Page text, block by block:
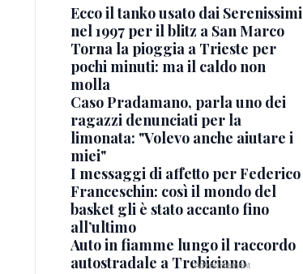
Ecco il tanko usato dai Serenissimi
nel 1997 per il blitz a San Marco
Torna la pioggia a Trieste per
pochi minuti: ma il caldo non
molla
Caso Pradamano, parla uno dei
ragazzi denunciati per la
limonata: "Volevo anche aiutare i
miei"
I messaggi di affetto per Federico
Franceschin: così il mondo del
basket gli è stato accanto fino
all’ultimo
Auto in fiamme lungo il raccordo
autostradale a Trebiciano